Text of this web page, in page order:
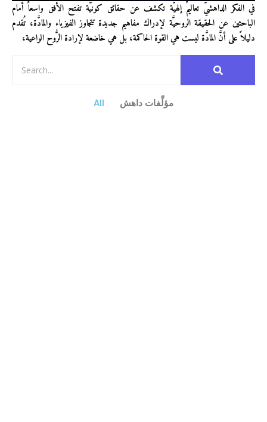
في الفكر الداهشيّ تعاليمٌ إلهيَّة تكشف عن حقائق كونيَّة تفتح الأفق واسعاً أمام
الباحثين عن الحقيقة الروحيَّة لإدراك مفاهيم جديدة تتجاوز الفيزياء والمادَّة، تُقدم
دليلاً على أنَّ المادَّة ليست هي القوة الحاكمة، بل هي خاضعة لإرادة الرُّوح الواعية،
All مؤلَّفات داهش